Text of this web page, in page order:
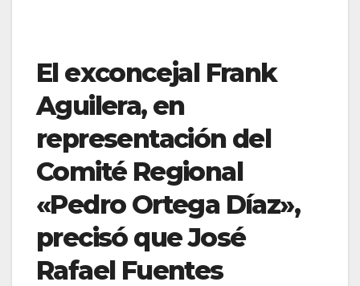
El exconcejal Frank
Aguilera, en
representación del
Comité Regional
«Pedro Ortega Díaz»,
precisó que José
Rafael Fuentes